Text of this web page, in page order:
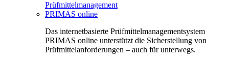
Prüfmittelmanagement
PRIMAS online
Das internetbasierte Prüfmittelmanagementsystem
PRIMAS online unterstützt die Sicherstellung von
Prüfmittelanforderungen – auch für unterwegs.